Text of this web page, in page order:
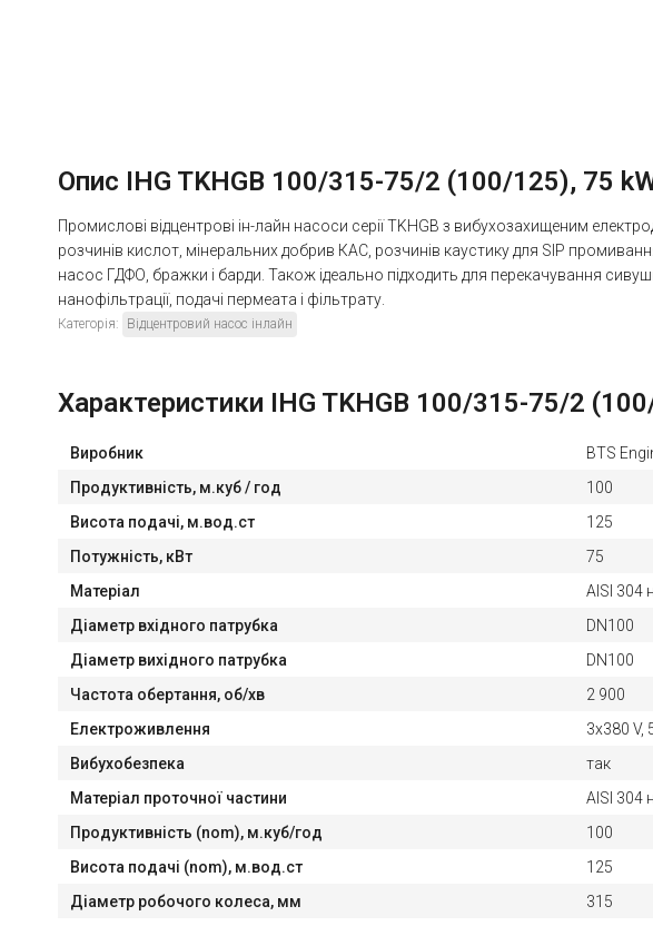
Опис IHG TKHGB 100/315-75/2 (100/125), 75
Промислові відцентрові ін-лайн насоси серії TKHGB з вибухозахищеним
розчинів кислот, мінеральних добрив КАС, розчинів каустику для SIP
насос ГДФО, бражки і барди. Також ідеально підходить для перекачування
нанофільтрації, подачі пермеата і фільтрату.
Категорія: Відцентровий насос інлайн
Характеристики IHG TKHGB 100/315-75/2
Виробник
BTS
Продуктивність, м.куб / год
100
Висота подачі, м.вод.ст
125
Потужність, кВт
75
Матеріал
AISI 304
Діaметр вхідного патрубка
DN100
Діаметр вихідного патрубка
DN100
Частота обертання, об/хв
2 900
Електроживлення
3х380 V,
Вибухобезпека
так
Матеріал проточної частини
AISI 304
Продуктивність (nom), м.куб/год
100
Висота подачі (nom), м.вод.ст
125
Діаметр робочого колеса, мм
315